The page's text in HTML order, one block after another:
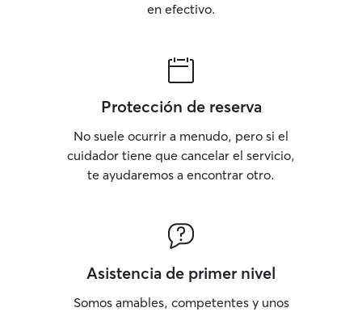
en efectivo.
Protección de reserva
No suele ocurrir a menudo, pero si el
cuidador tiene que cancelar el servicio,
te ayudaremos a encontrar otro.
Asistencia de primer nivel
Somos amables, competentes y unos